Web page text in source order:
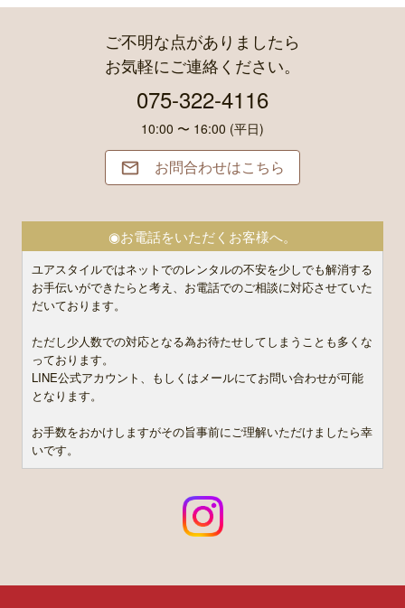
ご不明な点がありましたら
お気軽にご連絡ください。
075-322-4116
10:00 〜 16:00 (平日)
 お問合わせはこちら
◉お電話をいただくお客様へ。
ユアスタイルではネットでのレンタルの不安を少しでも解消する
お手伝いができたらと考え、お電話でのご相談に対応させていた
だいております。
ただし少人数での対応となる為お待たせしてしまうことも多くな
っております。
LINE公式アカウント、もしくはメールにてお問い合わせが可能
となります。
お手数をおかけしますがその旨事前にご理解いただけましたら幸
いです。